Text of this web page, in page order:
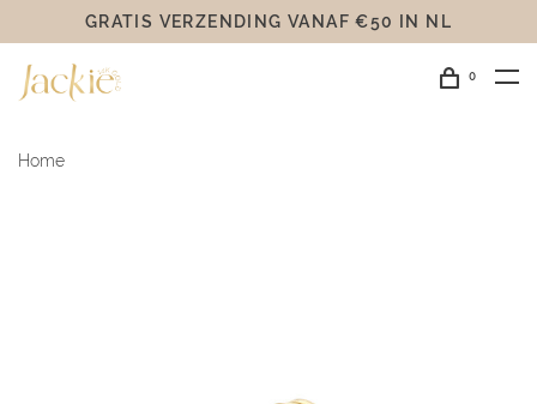
GRATIS VERZENDING VANAF €50 IN NL
0
Home